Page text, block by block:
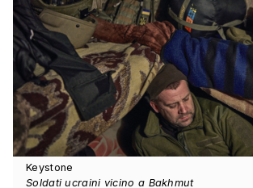
Keystone
Soldati ucraini vicino a Bakhmut